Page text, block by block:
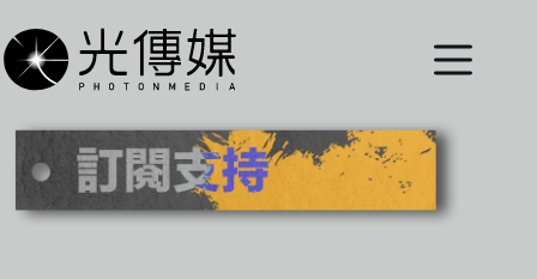
至
主
內